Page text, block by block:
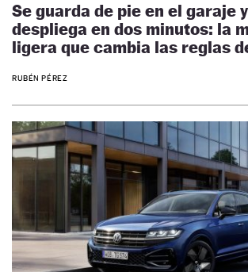
Se guarda de pie en el garaje
despliega en dos minutos: la
ligera que cambia las reglas
RUBÉN PÉREZ